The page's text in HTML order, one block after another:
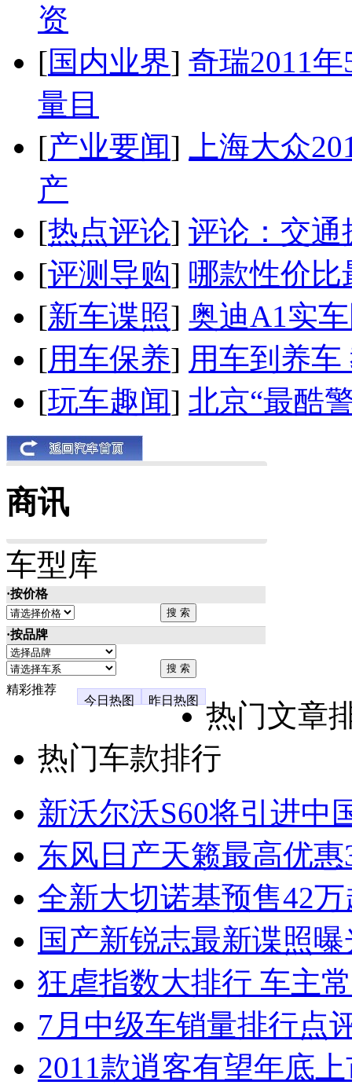
资
[国内业界] 奇瑞2011
量目
[产业要闻]
上海大众
产
[热点评论] 评论：交通
[评测导购] 哪款性价比
[新车谍照] 奥迪A1实
[用车保养] 用车到养
[玩车趣闻] 北京“最酷
商讯
车型库
·按价格
·按品牌
精彩推荐
今日热图
昨日热图
热门文章
热门车款排行
新沃尔沃S60将引进中
东风日产天籁最高优
全新大切诺基预售42
国产新锐志最新谍照
狂虐指数大排行 车主
7月中级车销量排行点
2011款逍客有望年底